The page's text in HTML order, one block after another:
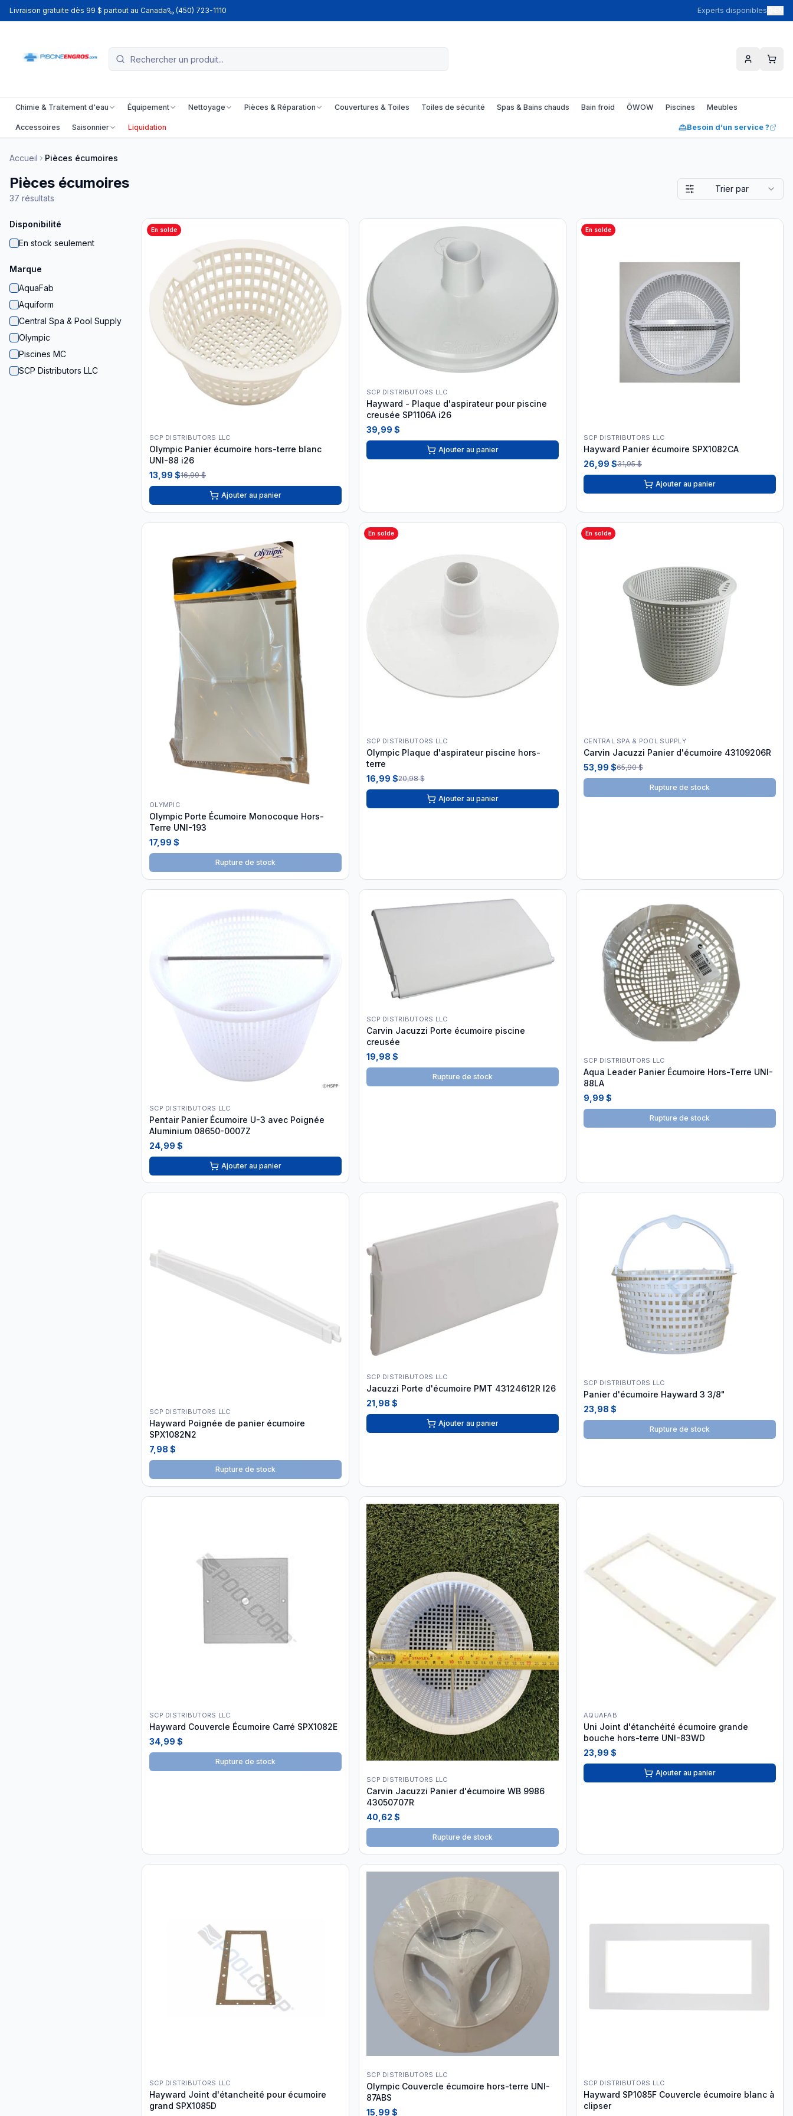
Livraison gratuite dès 99 $ partout au Canada (450) 723-1110 Experts disponibles
Chimie & Traitement d'eau Équipement Nettoyage Pièces & Réparation Couvertures & Toiles Toiles de sécurité Spas & Bains chauds Bain froid ŌWOW Piscines Meubles
Accessoires Saisonnier Liquidation Besoin d’un service ?
Accueil Pièces écumoires
Pièces écumoires
37 résultats
Trier par
Disponibilité
En stock seulement
Marque
AquaFab
Aquiform
Central Spa & Pool Supply
Olympic
Piscines MC
SCP Distributors LLC
En solde
SCP DISTRIBUTORS LLC
Olympic Panier écumoire hors-terre blanc
UNI-88 i26
13,99 $16,99 $
Ajouter au panier
SCP DISTRIBUTORS LLC
Hayward - Plaque d'aspirateur pour piscine
creusée SP1106A i26
39,99 $
Ajouter au panier
En solde
SCP DISTRIBUTORS LLC
Hayward Panier écumoire SPX1082CA
26,99 $31,95 $
Ajouter au panier
OLYMPIC
Olympic Porte Écumoire Monocoque Hors-
Terre UNI-193
17,99 $
Rupture de stock
En solde
SCP DISTRIBUTORS LLC
Olympic Plaque d'aspirateur piscine hors-
terre
16,99 $20,98 $
Ajouter au panier
En solde
CENTRAL SPA & POOL SUPPLY
Carvin Jacuzzi Panier d'écumoire 43109206R
53,99 $65,90 $
Rupture de stock
SCP DISTRIBUTORS LLC
Pentair Panier Écumoire U-3 avec Poignée
Aluminium 08650-0007Z
24,99 $
Ajouter au panier
SCP DISTRIBUTORS LLC
Carvin Jacuzzi Porte écumoire piscine
creusée
19,98 $
Rupture de stock
SCP DISTRIBUTORS LLC
Aqua Leader Panier Écumoire Hors-Terre UNI-
88LA
9,99 $
Rupture de stock
SCP DISTRIBUTORS LLC
Hayward Poignée de panier écumoire
SPX1082N2
7,98 $
Rupture de stock
SCP DISTRIBUTORS LLC
Jacuzzi Porte d'écumoire PMT 43124612R I26
21,98 $
Ajouter au panier
SCP DISTRIBUTORS LLC
Panier d'écumoire Hayward 3 3/8"
23,98 $
Rupture de stock
SCP DISTRIBUTORS LLC
Hayward Couvercle Écumoire Carré SPX1082E
34,99 $
Rupture de stock
SCP DISTRIBUTORS LLC
Carvin Jacuzzi Panier d'écumoire WB 9986
43050707R
40,62 $
Rupture de stock
AQUAFAB
Uni Joint d'étanchéité écumoire grande
bouche hors-terre UNI-83WD
23,99 $
Ajouter au panier
SCP DISTRIBUTORS LLC
Hayward Joint d'étancheité pour écumoire
grand SPX1085D
SCP DISTRIBUTORS LLC
Olympic Couvercle écumoire hors-terre UNI-
87ABS
15,99 $
SCP DISTRIBUTORS LLC
Hayward SP1085F Couvercle écumoire blanc à
clipser